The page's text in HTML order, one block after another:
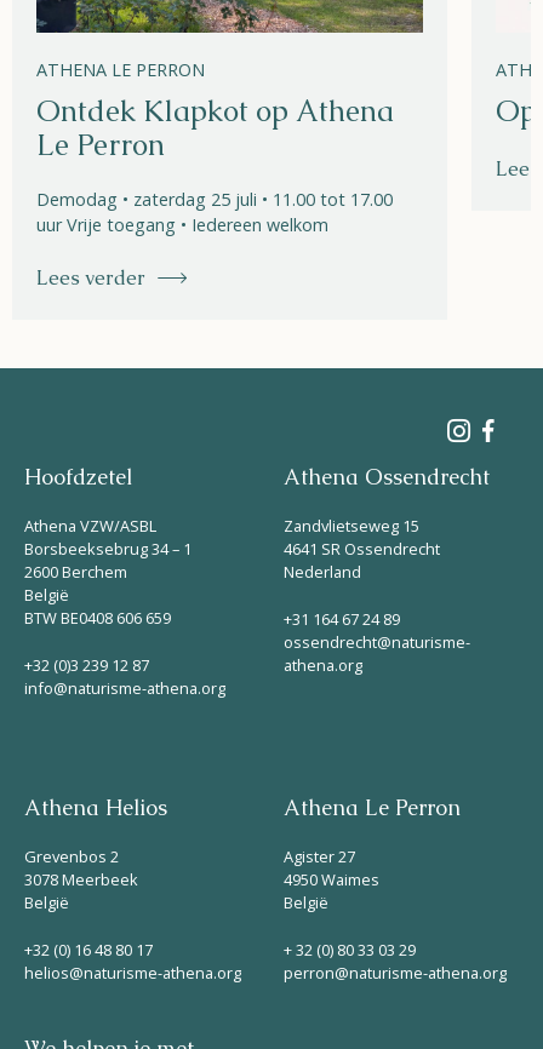
ATHENA LE PERRON
Ontdek Klapkot op Athena
Le Perron
Demodag • zaterdag 25 juli • 11.00 tot 17.00
uur Vrije toegang • Iedereen welkom
Lees verder
Hoofdzetel
Athena VZW/ASBL
Borsbeeksebrug 34 – 1
2600 Berchem
België
BTW BE0408 606 659
+32 (0)3 239 12 87
info@naturisme-athena.org
Athena Ossendrecht
Zandvlietseweg 15
4641 SR Ossendrecht
Nederland
+31 164 67 24 89
ossendrecht@naturisme-
athena.org
Athena Helios
Grevenbos 2
3078 Meerbeek
België
+32 (0) 16 48 80 17
helios@naturisme-athena.org
Athena Le Perron
Agister 27
4950 Waimes
België
+ 32 (0) 80 33 03 29
perron@naturisme-athena.org